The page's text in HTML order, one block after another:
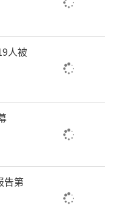
是最早也是最成
一眼一定是南京
铁还没进站就能
铁的地方就有绿
地已经在全国12
四个就在山东。
人被
告第